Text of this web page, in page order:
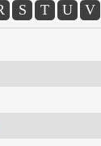
S T U V